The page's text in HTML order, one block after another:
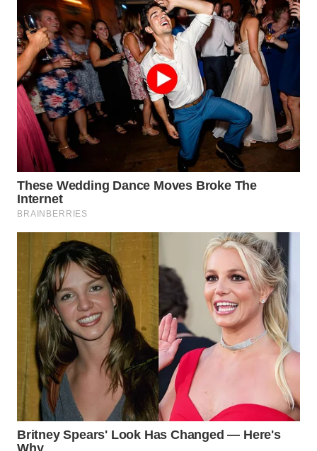
WN
DANAU
TOBA
WN
NIAS
WN
LANGKAT
WN
TAPANULI
SELATAN
WN
TANJUNG
LESUNG
WN
KARO
WN
SIMALUNGUN
WN